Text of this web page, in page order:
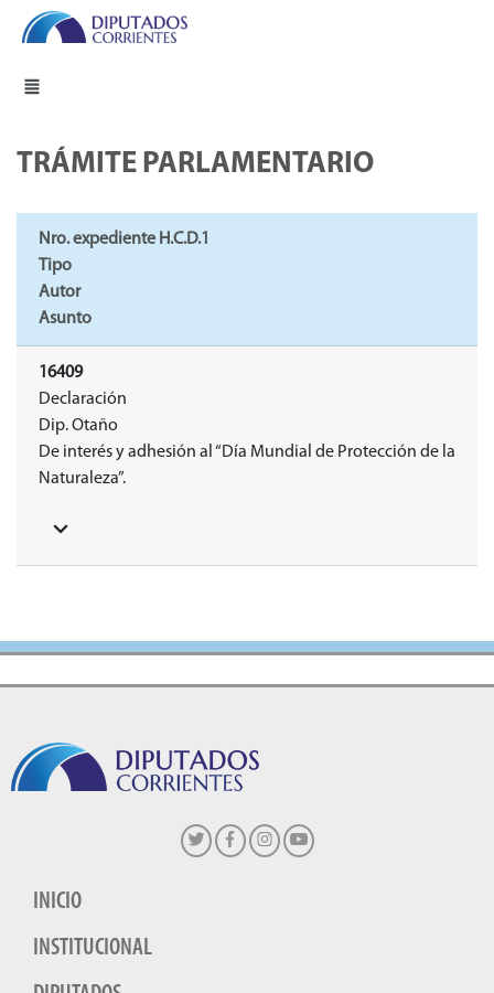
TRÁMITE PARLAMENTARIO
Nro. expediente H.C.D.1
Tipo
Autor
Asunto
16409
Declaración
Dip. Otaño
De interés y adhesión al “Día Mundial de Protección de la
Naturaleza”.
INICIO
INSTITUCIONAL